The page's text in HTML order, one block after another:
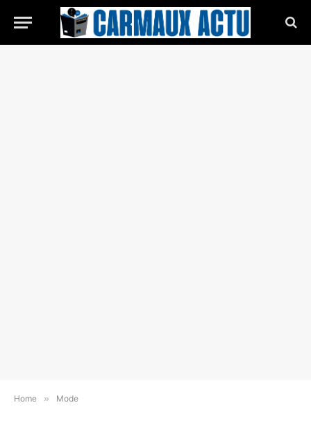
Home » Mode